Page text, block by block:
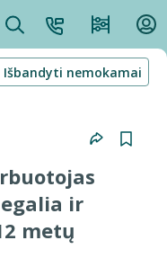
Išbandyti nemokamai
ir
metų